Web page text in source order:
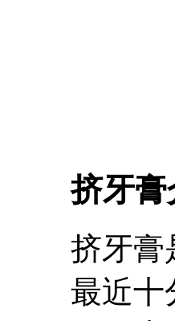
挤牙膏
挤牙膏
最近十